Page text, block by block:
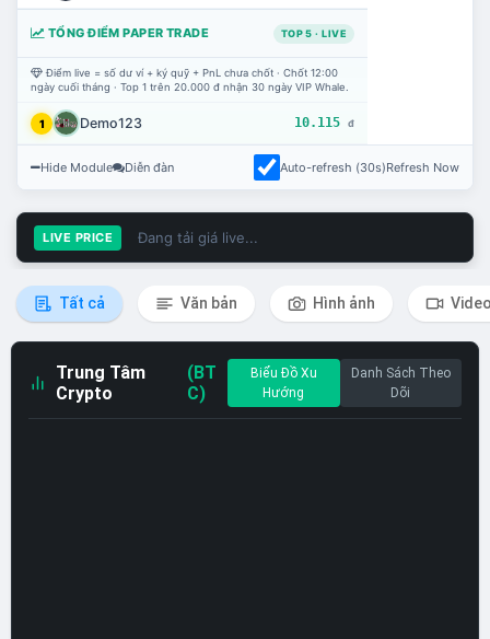
TỔNG ĐIỂM PAPER TRADE TOP 5 · LIVE
Điểm live = số dư ví + ký quỹ + PnL chưa chốt · Chốt 12:00
ngày cuối tháng · Top 1 trên 20.000 đ nhận 30 ngày VIP Whale.
1 Demo123 10.115 đ
Hide Module Diễn đàn Auto-refresh (30s)Refresh Now
LIVE PRICE Đang tải giá live...
Tất cả Văn bản Hình ảnh
Trung Tâm
Crypto
(BT
C)
Biểu Đồ Xu
Hướng
Danh Sách Theo
Dõi